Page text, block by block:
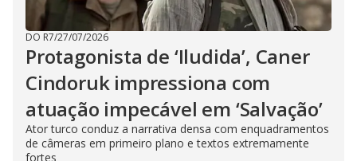
DO R7/27/07/2026
Protagonista de ‘Iludida’, Caner
Cindoruk impressiona com
atuação impecável em ‘Salvação’
Ator turco conduz a narrativa densa com enquadramentos
de câmeras em primeiro plano e textos extremamente
fortes